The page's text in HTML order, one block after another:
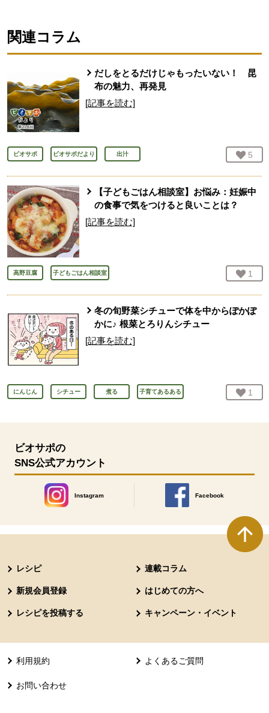
関連コラム
だしをとるだけじゃもったいない！ 昆
布の魅力、再発見
[記事を読む]
ビオサポ ビオサポだより 出汁 お気
5
【子どもごはん相談室】お悩み：妊娠中
の食事で気をつけると良いことは？
[記事を読む]
高野豆腐 子どもごはん相談室 お気
1
冬の旬野菜シチューで体を中からぽかぽ
かに♪ 根菜とろりんシチュー
[記事を読む]
にんじん シチュー 煮る 子育てあるある お気
1
ビオサポの
SNS公式アカウント
Instagram
別のウィンドウで開きます。
Facebook
別のウィンドウで開きます
レシピ 連載コラム
新規会員登録 はじめての方へ
レシピを投稿する キャンペーン・イベント
利用規約 よくあるご質問
お問い合わせ